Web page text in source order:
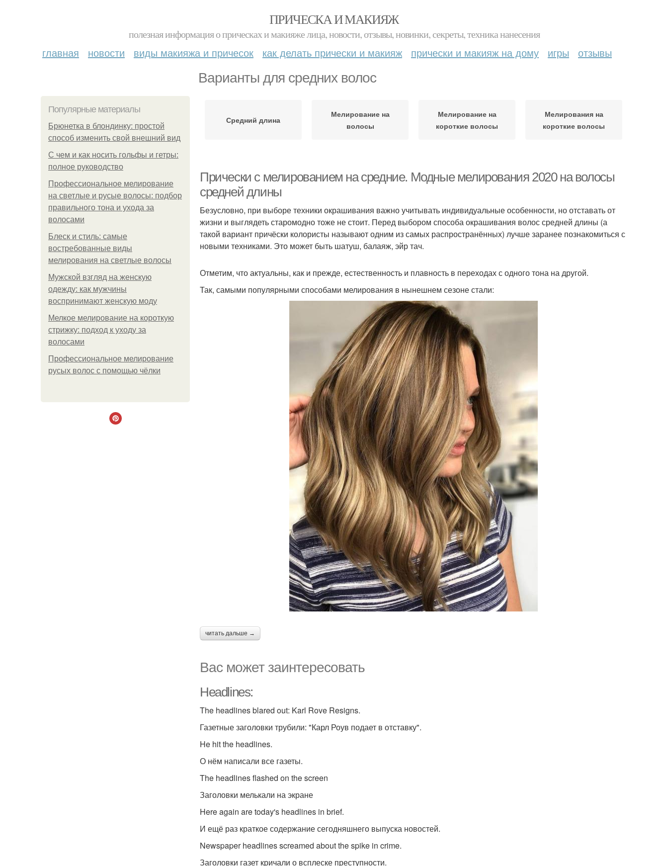
ПРИЧЕСКА И МАКИЯЖ
полезная информация о прическах и макияже лица, новости, отзывы, новинки, секреты, техника нанесения
главная новости виды макияжа и причесок как делать прически и макияж прически и макияж на дому игры отзывы
Варианты для средних волос
Популярные материалы
Брюнетка в блондинку: простой
способ изменить свой внешний вид
С чем и как носить гольфы и гетры:
полное руководство
Профессиональное мелирование
на светлые и русые волосы: подбор
правильного тона и ухода за
волосами
Блеск и стиль: самые
востребованные виды
мелирования на светлые волосы
Мужской взгляд на женскую
одежду: как мужчины
воспринимают женскую моду
Мелкое мелирование на короткую
стрижку: подход к уходу за
волосами
Профессиональное мелирование
русых волос с помощью чёлки
Средний длина
Мелирование на
волосы
Мелирование на
короткие волосы
Мелирования на
короткие волосы
Прически с мелированием на средние. Модные мелирования 2020 на волосы
средней длины
Безусловно, при выборе техники окрашивания важно учитывать индивидуальные особенности, но отставать от
жизни и выглядеть старомодно тоже не стоит. Перед выбором способа окрашивания волос средней длины (а
такой вариант причёски колористы называют одним из самых распространённых) лучше заранее познакомиться с
новыми техниками. Это может быть шатуш, балаяж, эйр тач.
Отметим, что актуальны, как и прежде, естественность и плавность в переходах с одного тона на другой.
Так, самыми популярными способами мелирования в нынешнем сезоне стали:
читать дальше →
Вас может заинтересовать
Headlines:
The headlines blared out: Karl Rove Resigns.
Газетные заголовки трубили: "Карл Роув подает в отставку".
He hit the headlines.
О нём написали все газеты.
The headlines flashed on the screen
Заголовки мелькали на экране
Here again are today's headlines in brief.
И ещё раз краткое содержание сегодняшнего выпуска новостей.
Newspaper headlines screamed about the spike in crime.
Заголовки газет кричали о всплеске преступности.